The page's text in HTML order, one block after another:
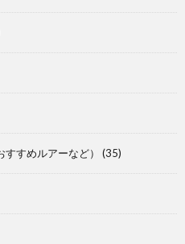
すめルアーなど） (35)